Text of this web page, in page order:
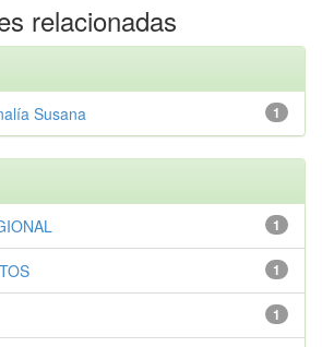
relacionadas
1
Susana
1
1
1